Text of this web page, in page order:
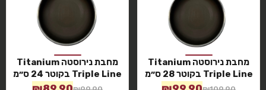
מחבת נירוסטה Titanium
Triple Line בקוטר 28 ס״מ
מחבת נירוסטה Titanium
Triple Line בקוטר 24 ס״מ